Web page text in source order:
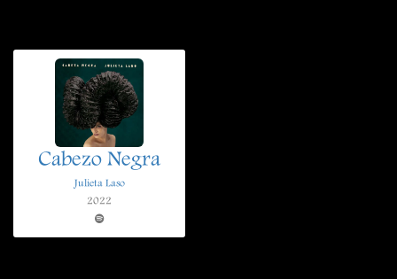
Cabezo Negra
Julieta Laso
2022